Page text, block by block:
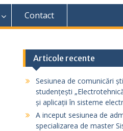
Contact
Articole recente
Sesiunea de comunicări
studențești
și aplicații în sisteme
A inceput sesiunea de
specializarea de master